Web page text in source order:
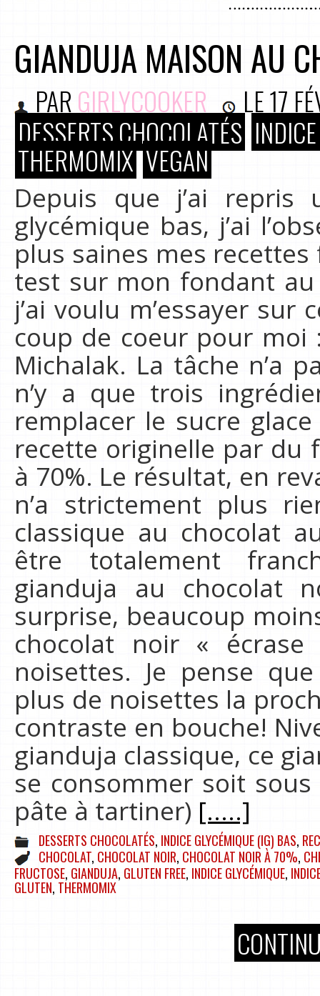
GIANDUJA MAISON AU
PAR GIRLYCOOKER LE17
DESSERTS CHOCOLATÉS
THERMOMIX VEGAN
Depuis que j’ai repris
glycémique bas, j’ai
plus saines mes
test sur mon fondant
j’ai voulu m’essayer
coup de coeur pour moi
Michalak. La tâche n’a
n’y a que trois
remplacer le sucre
recette originelle par du
à 70%. Le résultat, en
n’a strictement plus
classique au chocolat
être totalement
gianduja au chocolat
surprise, beaucoup
chocolat noir «
noisettes. Je pense
plus de noisettes la
contraste en bouche!
gianduja classique, ce
se consommer soit
pâte à tartiner) [.....]
DESSERTS CHOCOLATÉS, INDICE GLYCÉMIQUE (IG) BAS,
CHOCOLAT, CHOCOLAT NOIR, CHOCOLAT NOIR À 70%,
FRUCTOSE, GIANDUJA, GLUTEN FREE, INDICE GLYCÉMIQUE,
GLUTEN, THERMOMIX